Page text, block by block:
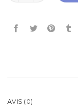
AVIS (0)